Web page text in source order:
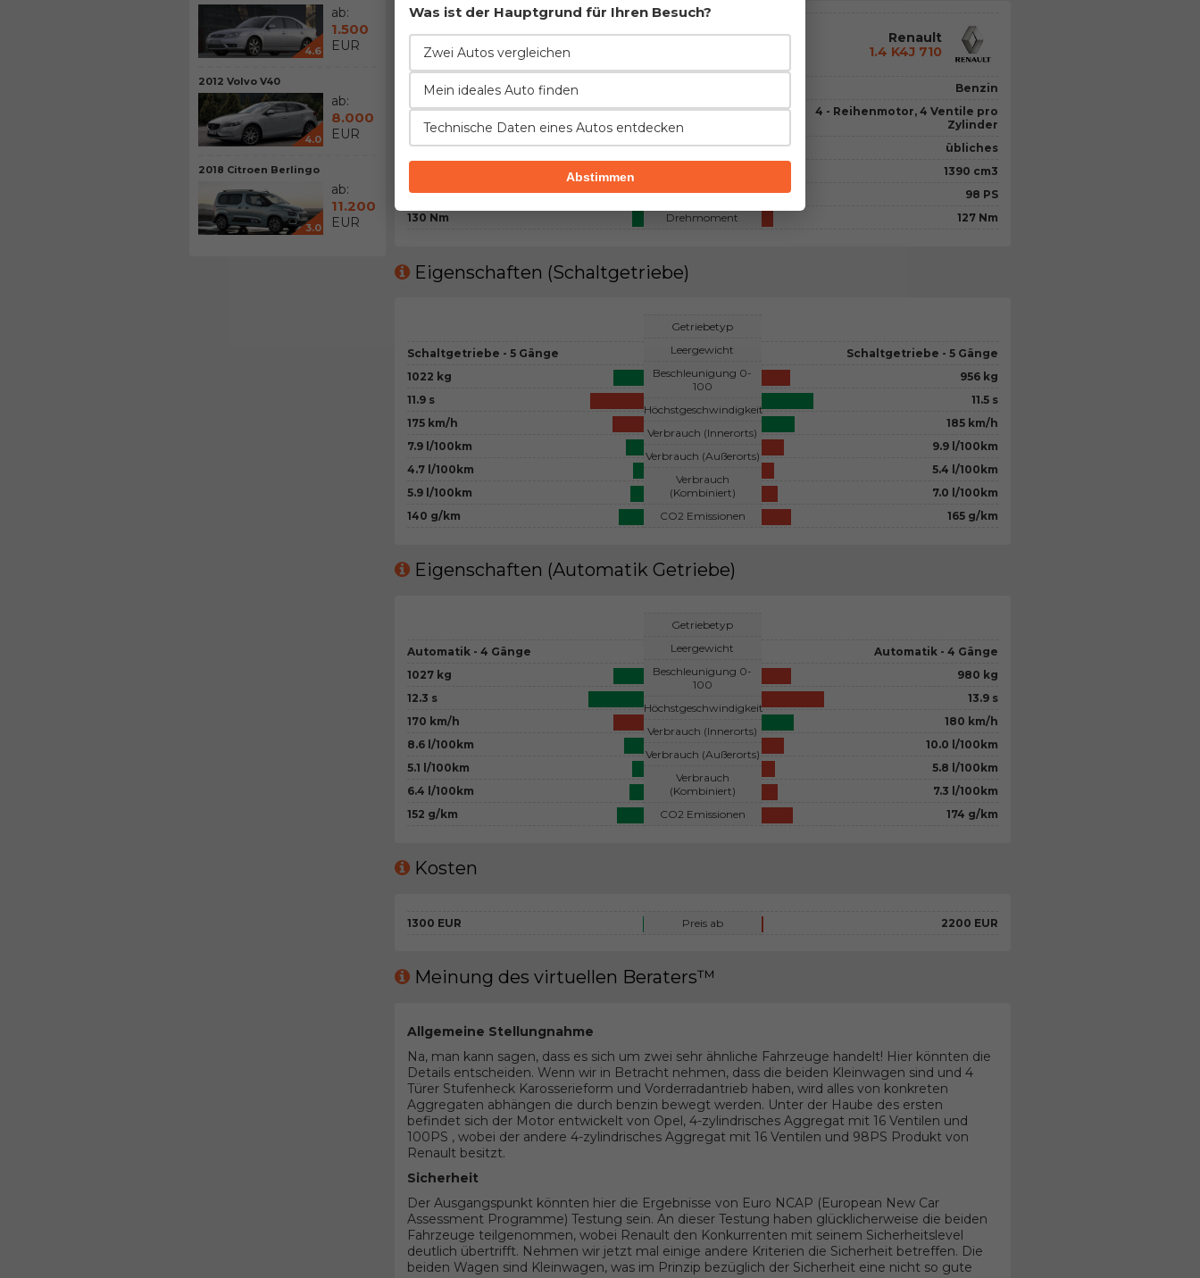
4.6
ab:
1.500
EUR
2012 Volvo V40
4.0
ab:
8.000
EUR
2018 Citroen Berlingo
3.0
ab:
11.200
EUR
Opel / General Motors
1.4 A14XER
Benzin
4 - Reihenmotor, 4 Ventile pro
Zylinder
übliches
100 PS
130 Nm
Konfiguration
Lufteinfluss
Leistung
Drehmoment
Renault
1.4 K4J 710
Benzin
4 - Reihenmotor, 4 Ventile pro
Zylinder
übliches
1390 cm3
98 PS
127 Nm
Eigenschaften (Schaltgetriebe)
Schaltgetriebe - 5 Gänge
1022 kg
11.9 s
175 km/h
7.9 l/100km
4.7 l/100km
5.9 l/100km
140 g/km
Getriebetyp
Leergewicht
Beschleunigung 0-
100
Höchstgeschwindigkeit
Verbrauch (Innerorts)
Verbrauch (Außerorts)
Verbrauch
(Kombiniert)
CO2 Emissionen
Schaltgetriebe - 5 Gänge
956 kg
11.5 s
185 km/h
9.9 l/100km
5.4 l/100km
7.0 l/100km
165 g/km
Eigenschaften (Automatik Getriebe)
Automatik - 4 Gänge
1027 kg
12.3 s
170 km/h
8.6 l/100km
5.1 l/100km
6.4 l/100km
152 g/km
Getriebetyp
Leergewicht
Beschleunigung 0-
100
Höchstgeschwindigkeit
Verbrauch (Innerorts)
Verbrauch (Außerorts)
Verbrauch
(Kombiniert)
CO2 Emissionen
Automatik - 4 Gänge
980 kg
13.9 s
180 km/h
10.0 l/100km
5.8 l/100km
7.3 l/100km
174 g/km
Kosten
1300 EUR Preis ab 2200 EUR
Meinung des virtuellen Beraters™
Allgemeine Stellungnahme
Na, man kann sagen, dass es sich um zwei sehr ähnliche Fahrzeuge handelt! Hier könnten die
Details entscheiden. Wenn wir in Betracht nehmen, dass die beiden Kleinwagen sind und 4
Türer Stufenheck Karosserieform und Vorderradantrieb haben, wird alles von konkreten
Aggregaten abhängen die durch benzin bewegt werden. Unter der Haube des ersten
befindet sich der Motor entwickelt von Opel, 4-zylindrisches Aggregat mit 16 Ventilen und
100PS , wobei der andere 4-zylindrisches Aggregat mit 16 Ventilen und 98PS Produkt von
Renault besitzt.
Sicherheit
Der Ausgangspunkt könnten hier die Ergebnisse von Euro NCAP (European New Car
Assessment Programme) Testung sein. An dieser Testung haben glücklicherweise die beiden
Fahrzeuge teilgenommen, wobei Renault den Konkurrenten mit seinem Sicherheitslevel
deutlich übertrifft. Nehmen wir jetzt mal einige andere Kriterien die Sicherheit betreffen. Die
beiden Wagen sind Kleinwagen, was im Prinzip bezüglich der Sicherheit eine nicht so gute
Was ist der Hauptgrund für Ihren Besuch?
Zwei Autos vergleichen
Mein ideales Auto finden
Technische Daten eines Autos entdecken
Abstimmen